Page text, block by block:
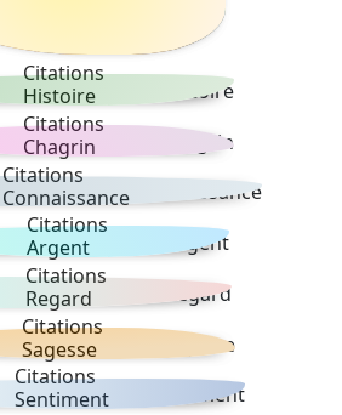
Citations
Histoire
Citations
Chagrin
Citations
Connaissance
Citations
Argent
Citations
Regard
Citations
Sagesse
Citations
Sentiment